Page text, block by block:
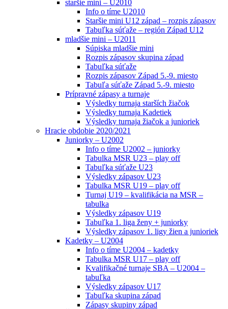
staršie mini – U2010
Info o tíme U2010
Staršie mini U12 západ – rozpis zápasov
Tabuľka súťaže – región Západ U12
mladšie mini – U2011
Súpiska mladšie mini
Rozpis zápasov skupina západ
Tabuľka súťaže
Rozpis zápasov Západ 5.-9. miesto
Tabuľa súťaže Západ 5.-9. miesto
Prípravné zápasy a turnaje
Výsledky turnaja starších žiačok
Výsledky turnaja Kadetiek
Výsledky turnaja žiačok a junioriek
Hracie obdobie 2020/2021
Juniorky – U2002
Info o tíme U2002 – juniorky
Tabulka MSR U23 – play off
Tabuľka súťaže U23
Výsledky zápasov U23
Tabulka MSR U19 – play off
Turnaj U19 – kvalifikácia na MSR –
tabulka
Výsledky zápasov U19
Tabuľka 1. liga ženy + juniorky
Výsledky zápasov 1. ligy žien a junioriek
Kadetky – U2004
Info o tíme U2004 – kadetky
Tabulka MSR U17 – play off
Kvalifikačné turnaje SBA – U2004 –
tabuľka
Výsledky zápasov U17
Tabuľka skupina západ
Zápasy skupiny západ